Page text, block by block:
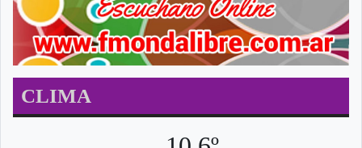
CLIMA